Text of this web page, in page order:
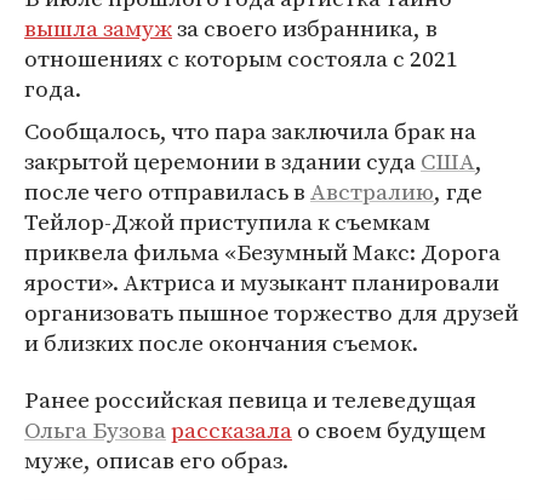
вышла замужза своего избранника, в
отношениях с которым состояла с 2021
года.
Сообщалось, что пара заключила брак на
закрытой церемонии в здании судаСША,
после чего отправилась вАвстралию, где
Тейлор-Джой приступила к съемкам
приквела фильма «Безумный Макс: Дорога
ярости». Актриса и музыкант планировали
организовать пышное торжество для друзей
и близких после окончания съемок.
Ранее российская певица и телеведущая
Ольга Бузоварассказалао своем будущем
муже, описав его образ.